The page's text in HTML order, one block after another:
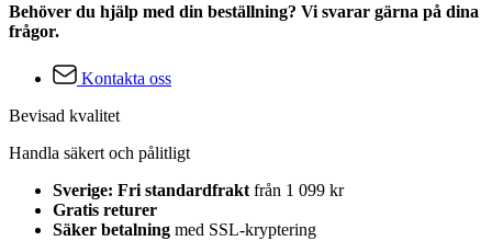
Behöver du hjälp med din beställning? Vi svarar gärna på dina
frågor.
Kontakta oss
Bevisad kvalitet
Handla säkert och pålitligt
Sverige: Fri standardfrakt från 1 099 kr
Gratis returer
Säker betalning med SSL-kryptering